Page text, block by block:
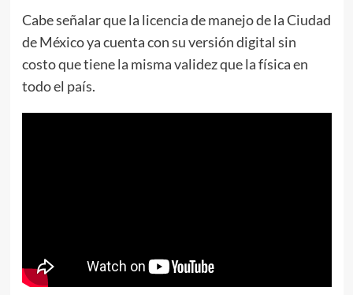
Cabe señalar que la licencia de manejo de la Ciudad
de México ya cuenta con su versión digital sin
costo que tiene la misma validez que la física en
todo el país.